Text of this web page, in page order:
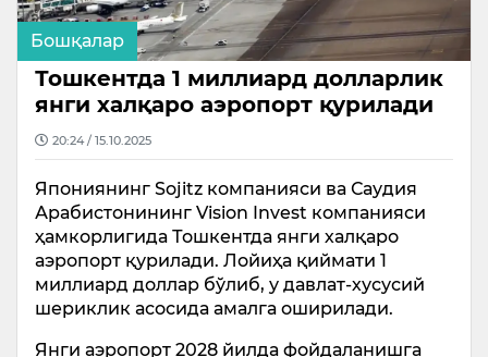
Бошқалар
Тошкентда 1 миллиард долларлик
янги халқаро аэропорт қурилади
20:24 / 15.10.2025
Япониянинг Sojitz компанияси ва Саудия
Арабистонининг Vision Invest компанияси
ҳамкорлигида Тошкентда янги халқаро
аэропорт қурилади. Лойиҳа қиймати 1
миллиард доллар бўлиб, у давлат-хусусий
шериклик асосида амалга оширилади.
Янги аэропорт 2028 йилда фойдаланишга